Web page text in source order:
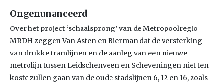
Ongenunanceerd
Over het project ‘schaalsprong’ van de Metropoolregio
MRDH zeggen Van Asten en Bierman dat de versterking
van drukke tramlijnen en de aanleg van een nieuwe
metrolijn tussen Leidschenveen en Scheveningen niet ten
koste zullen gaan van de oude stadslijnen 6, 12 en 16, zoals